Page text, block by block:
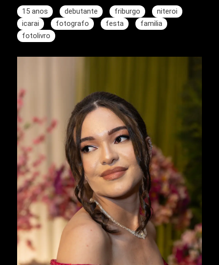
15 anos
debutante friburgo
niteroi
icarai
fotografo festa
familia
fotolivro